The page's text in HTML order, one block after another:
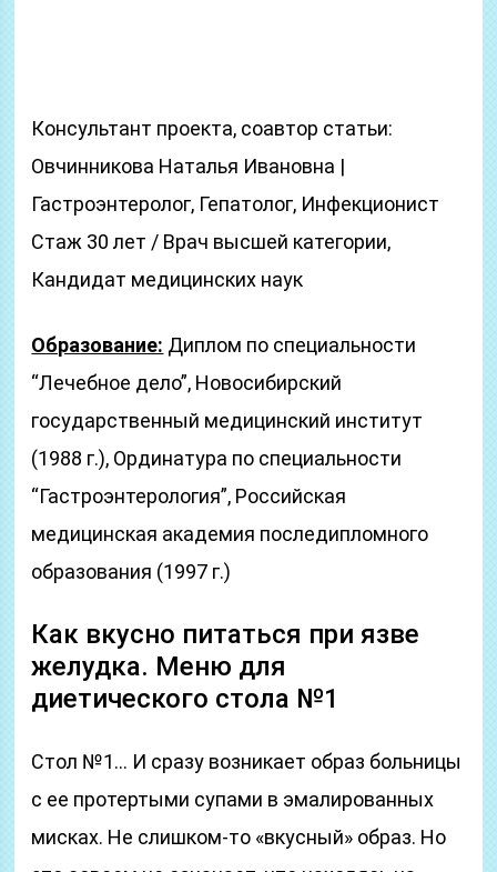
Консультант проекта, соавтор статьи:
Овчинникова Наталья Ивановна |
Гастроэнтеролог, Гепатолог, Инфекционист
Стаж 30 лет / Врач высшей категории,
Кандидат медицинских наук
Образование: Диплом по специальности
“Лечебное дело”, Новосибирский
государственный медицинский институт
(1988 г.), Ординатура по специальности
“Гастроэнтерология”, Российская
медицинская академия последипломного
образования (1997 г.)
Как вкусно питаться при язве
желудка. Меню для
диетического стола №1
Стол №1… И сразу возникает образ больницы
с ее протертыми супами в эмалированных
мисках. Не слишком-то «вкусный» образ. Но